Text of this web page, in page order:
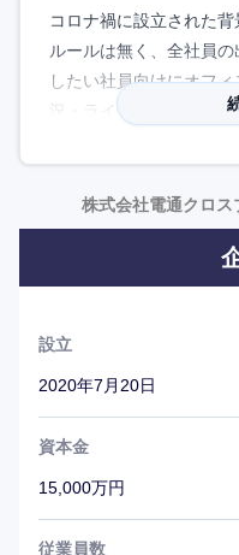
コロナ禍に設立された
ルールは無く、全社員
したい社員向けにオフ
況・ライフスタイルに合
株式会社電通クロス
設立
2020年7月20日
資本金
15,000万円
従業員数